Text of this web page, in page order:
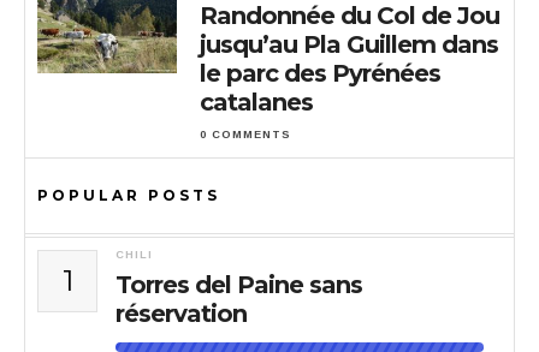
Randonnée du Col de Jou
jusqu’au Pla Guillem dans
le parc des Pyrénées
catalanes
0 COMMENTS
POPULAR POSTS
1
CHILI
Torres del Paine sans
réservation